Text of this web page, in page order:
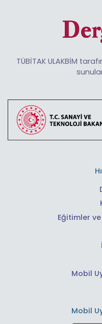
TÜBİTAK ULAKBİM
Eğitimler
Mobil
Mobil